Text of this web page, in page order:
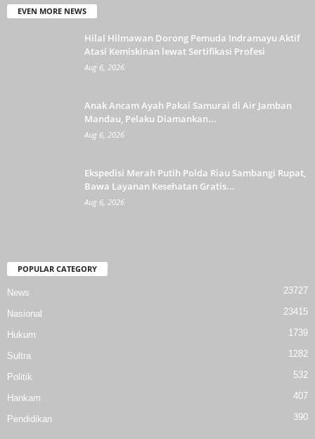
EVEN MORE NEWS
Hilal Hilmawan Dorong Pemuda Indramayu Aktif
Atasi Kemiskinan lewat Sertifikasi Profesi
Aug 6, 2026
Anak Ancam Ayah Pakai Samurai di Air Jamban
Mandau, Pelaku Diamankan...
Aug 6, 2026
Ekspedisi Merah Putih Polda Riau Sambangi Rupat,
Bawa Layanan Kesehatan Gratis...
Aug 6, 2026
POPULAR CATEGORY
News 23727
Nasional 23415
Hukum 1739
Sultra 1282
Politik 532
Hankam 407
Pendidikan 390